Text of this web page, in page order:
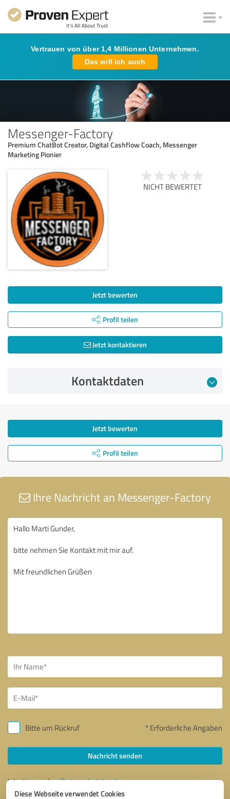
Diese Webseite verwendet Cookies
Vertrauen von über 1,4 Millionen Unternehmen.
Das will ich auch
Messenger-Factory
Premium ChatBot Creator, Digital Cashflow Coach, Messenger
Marketing Pionier
NICHT BEWERTET
Jetzt bewerten
Profil teilen
Jetzt kontaktieren
Kontaktdaten
Jetzt bewerten
Profil teilen
Ihre Nachricht an Messenger-Factory
Bitte um Rückruf * Erforderliche Angaben
Nachricht senden
Ich stimme denDatenschutzbestimmungenzu.